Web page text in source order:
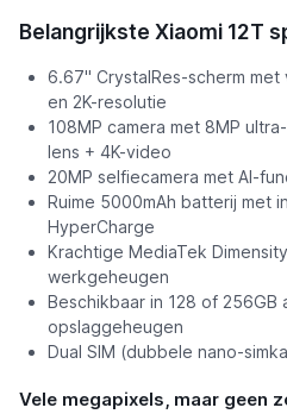
Belangrijkste Xiaomi 12T
6.67" CrystalRes-scherm
en 2K-resolutie
108MP camera met 8MP
lens + 4K-video
20MP selfiecamera met AI-
Ruime 5000mAh batterij met
HyperCharge
Krachtige MediaTek
werkgeheugen
Beschikbaar in 128 of 256GB
opslaggeheugen
Dual SIM (dubbele nano-
Vele megapixels, maar geen